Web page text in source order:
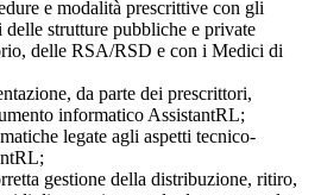
e modalità prescrittive con gli
strutture pubbliche e private
delle RSA/RSD e con i Medici di
da parte dei prescrittori,
informatico AssistantRL;
legate agli aspetti tecnico-
gestione della distribuzione, ritiro,